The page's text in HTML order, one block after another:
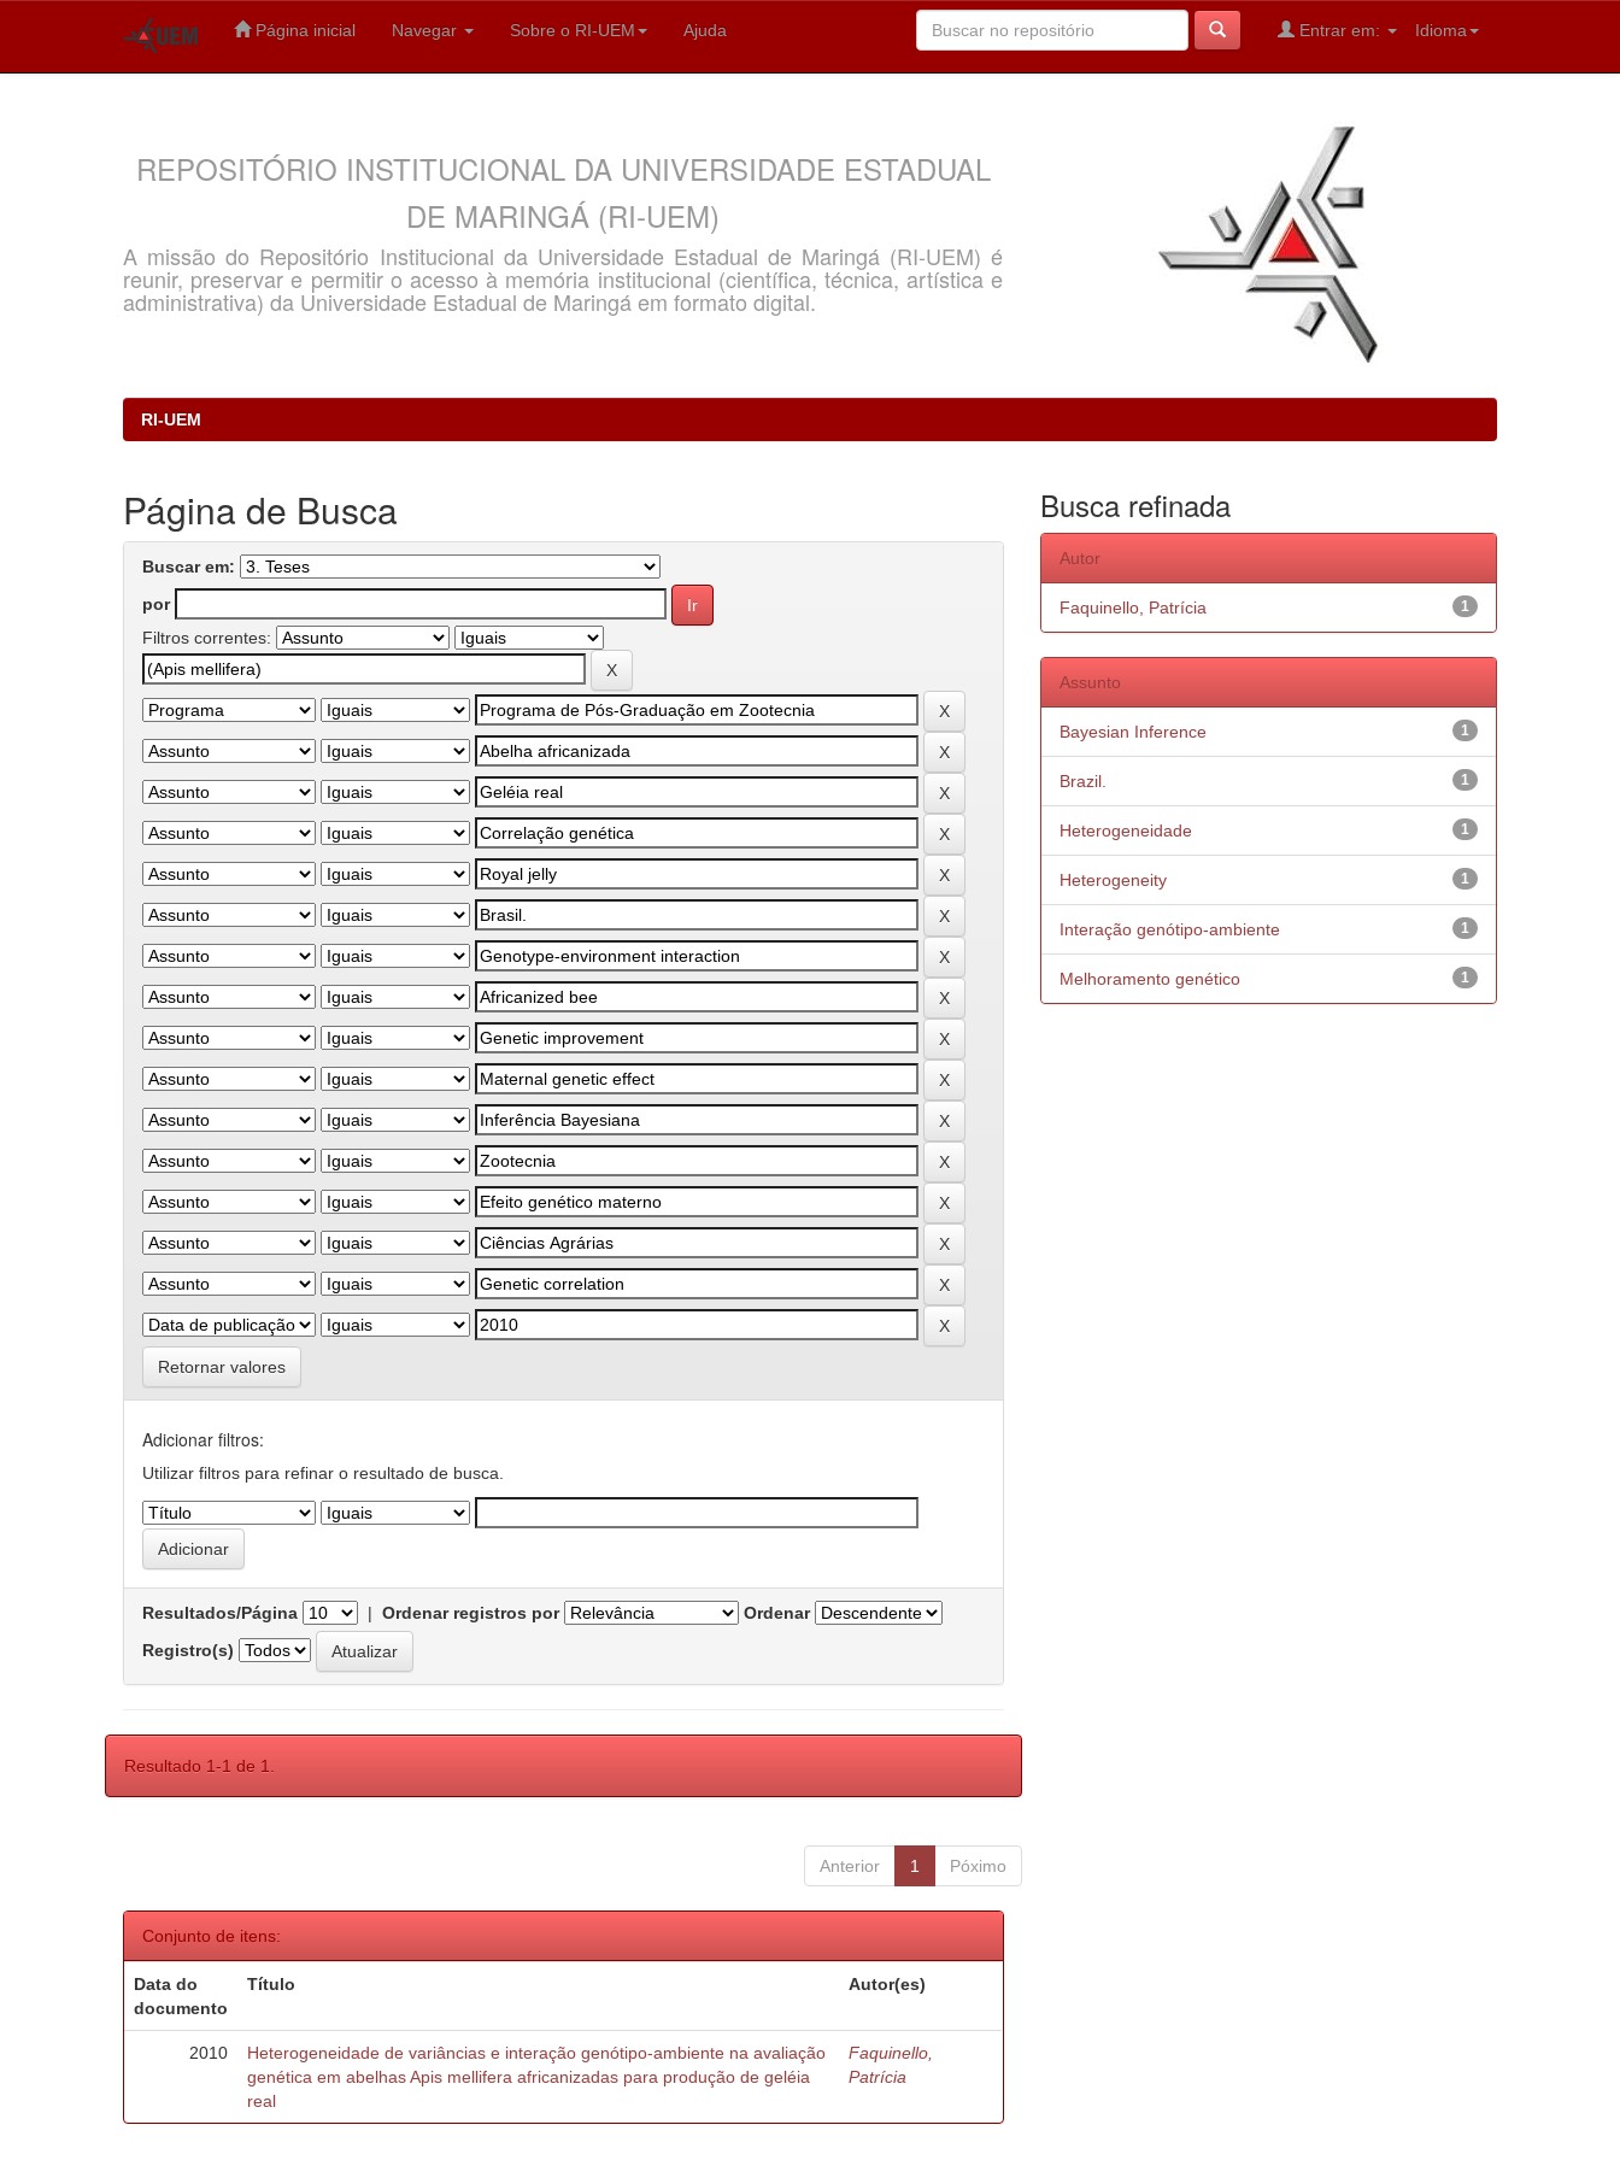
Página inicial Navegar Sobre o RI-UEM Ajuda Idioma
Entrar em:
REPOSITÓRIO INSTITUCIONAL DA UNIVERSIDADE ESTADUAL
DE MARINGÁ (RI-UEM)
A missão do Repositório Institucional da Universidade Estadual de Maringá (RI-UEM) é
reunir, preservar e permitir o acesso à memória institucional (científica, técnica, artística e
administrativa) da Universidade Estadual de Maringá em formato digital.
RI-UEM
Página de Busca
Buscar em:
por
Filtros correntes:
Retornar valores
Adicionar filtros:
Utilizar filtros para refinar o resultado de busca.
Resultados/Página | Ordenar registros por
Ordenar
Registro(s)
Resultado 1-1 de 1.
Anterior 1 Póximo
Conjunto de itens:
Data do
documento
Título Autor(es)
2010
Heterogeneidade de variâncias e interação genótipo-ambiente na avaliação
genética em abelhas Apis mellifera africanizadas para produção de geléia
real
Faquinello,
Patrícia
Busca refinada
Autor
1
Faquinello, Patrícia
Assunto
1
Bayesian Inference
1
Brazil.
1
Heterogeneidade
1
Heterogeneity
1
Interação genótipo-ambiente
1
Melhoramento genético